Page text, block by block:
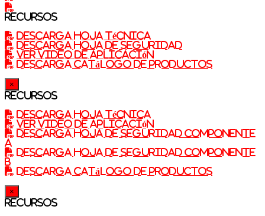
Recursos
Descarga Hoja técnica
Descarga Hoja de seguridad
Ver video de aplicación
Descarga catálogo de productos
×
Recursos
Descarga Hoja técnica
Ver video de aplicación
Descarga Hoja de seguridad componente
A
Descarga Hoja de seguridad componente
B
Descarga catálogo de productos
×
Recursos